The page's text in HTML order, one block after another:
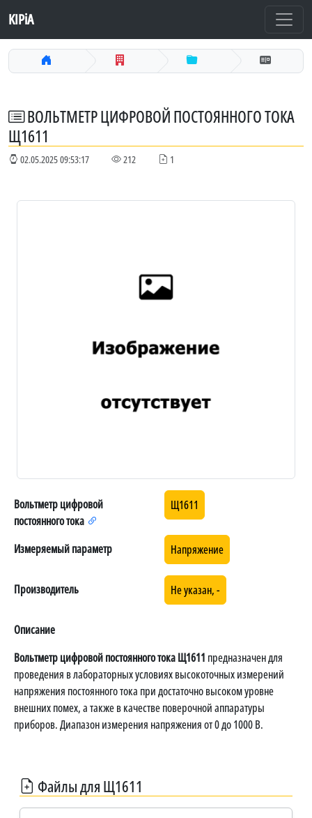
KIPiA
ВОЛЬТМЕТР ЦИФРОВОЙ ПОСТОЯННОГО ТОКА
Щ1611
02.05.2025 09:53:17 212 1
Вольтметр цифровой
постоянного тока
Щ1611
Измеряемый параметр Напряжение
Производитель Не указан, -
Описание
Вольтметр цифровой постоянного тока Щ1611 предназначен для
проведения в лабораторных условиях высокоточных измерений
напряжения постоянного тока при достаточно высоком уровне
внешних помех, а также в качестве поверочной аппаратуры
приборов. Диапазон измерения напряжения от 0 до 1000 В.
Файлы для Щ1611